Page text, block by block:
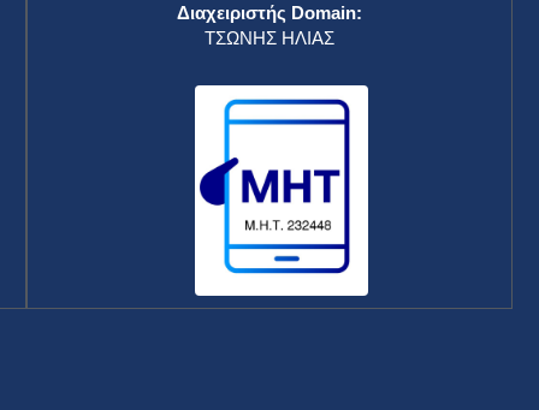
Διαχειριστής Domain:
ΤΣΩΝΗΣ ΗΛΙΑΣ